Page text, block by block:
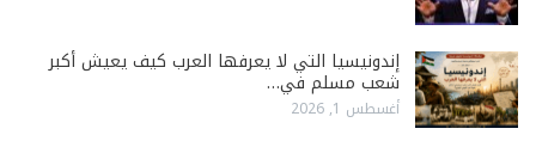
إندونيسيا التي لا يعرفها العرب كيف يعيش أكبر
شعب مسلم في…
أغسطس 1, 2026